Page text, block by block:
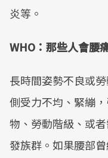
炎等。
WHO：那些人會腰
長時間姿勢不良或
側受力不均、緊繃
物、勞動階級、或
發族群。如果腰部